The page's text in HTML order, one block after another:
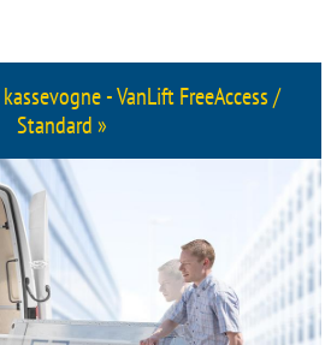
- VanLift FreeAccess /
Standard »